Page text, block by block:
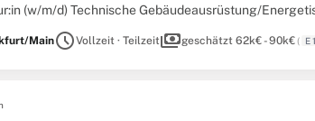
(w/m/d) Technische Gebäudeausrüstung/
MainscheduleVollzeit · Teilzeitpaymentsgeschätzt 62k€ - 90k€( E